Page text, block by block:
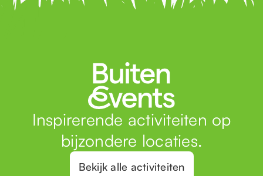
Inspirerende activiteiten op
bijzondere locaties.
Bekijk alle activiteiten